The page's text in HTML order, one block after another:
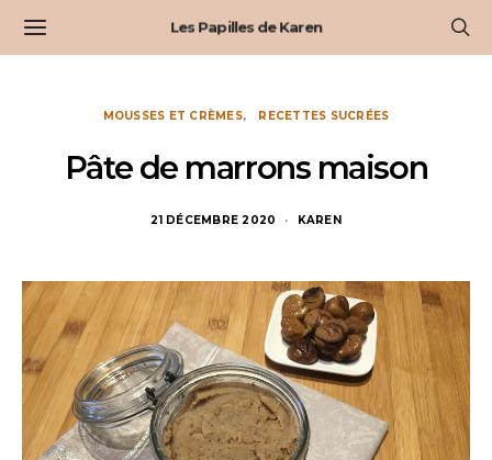
Les Papilles de Karen
MOUSSES ET CRÈMES RECETTES SUCRÉES
Pâte de marrons maison
21 DÉCEMBRE 2020 KAREN